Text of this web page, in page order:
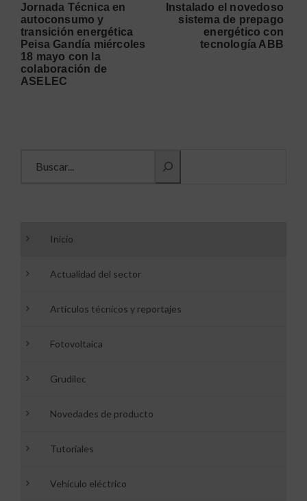
Jornada Técnica en
autoconsumo y
transición energética
Peisa Gandía miércoles
18 mayo con la
colaboración de
ASELEC
Instalado el novedoso
sistema de prepago
energético con
tecnología ABB
Inicio
Actualidad del sector
Artículos técnicos y reportajes
Fotovoltaica
Grudilec
Novedades de producto
Tutoriales
Vehículo eléctrico